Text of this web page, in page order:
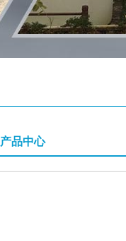
产品中心